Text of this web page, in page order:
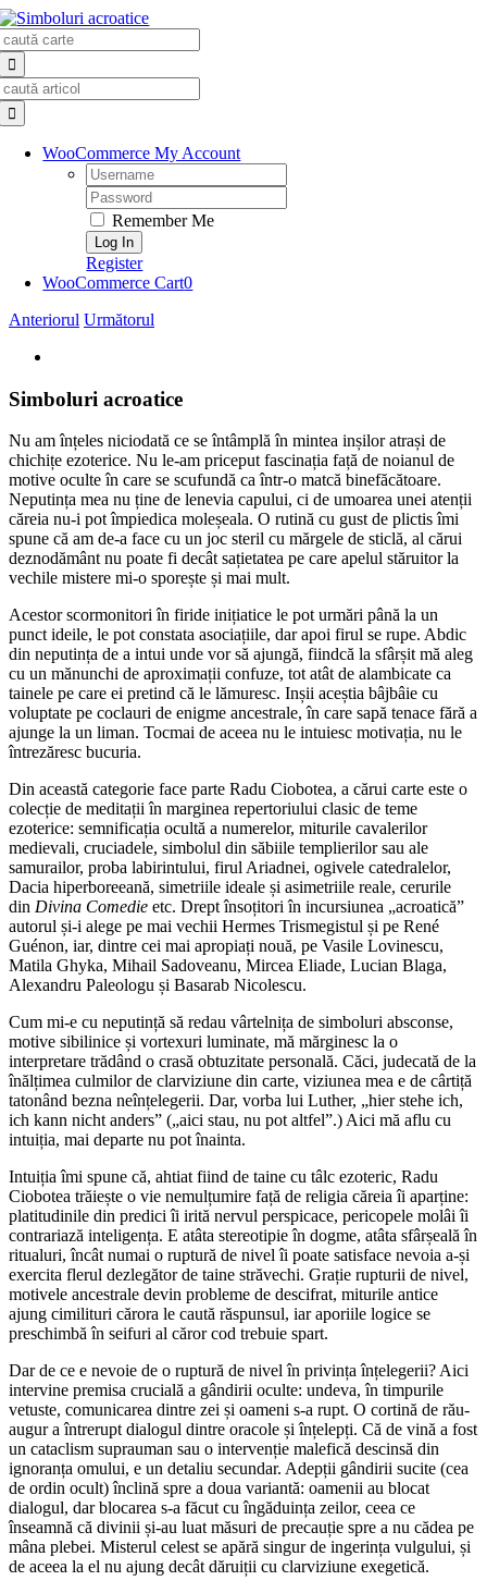
Skip
to
content
WooCommerce My Account
Username:
Password:
Remember Me
Register
WooCommerce Cart0
Anteriorul Următorul
Image
Simboluri acroatice
Nu am înțeles niciodată ce se întâmplă în mintea inșilor atrași de
chichițe ezoterice. Nu le-am priceput fascinația față de noianul de
motive oculte în care se scufundă ca într-o matcă binefăcătoare.
Neputința mea nu ține de lenevia capului, ci de umoarea unei atenții
căreia nu-i pot împiedica moleșeala. O rutină cu gust de plictis îmi
spune că am de-a face cu un joc steril cu mărgele de sticlă, al cărui
deznodământ nu poate fi decât sațietatea pe care apelul stăruitor la
vechile mistere mi-o sporește și mai mult.
Acestor scormonitori în firide inițiatice le pot urmări până la un
punct ideile, le pot constata asociațiile, dar apoi firul se rupe. Abdic
din neputința de a intui unde vor să ajungă, fiindcă la sfârșit mă aleg
cu un mănunchi de aproximații confuze, tot atât de alambicate ca
tainele pe care ei pretind că le lămuresc. Inșii aceștia bâjbâie cu
voluptate pe coclauri de enigme ancestrale, în care sapă tenace fără a
ajunge la un liman. Tocmai de aceea nu le intuiesc motivația, nu le
întrezăresc bucuria.
Din această categorie face parte Radu Ciobotea, a cărui carte este o
colecție de meditații în marginea repertoriului clasic de teme
ezoterice: semnificația ocultă a numerelor, miturile cavalerilor
medievali, cruciadele, simbolul din săbiile templierilor sau ale
samurailor, proba labirintului, firul Ariadnei, ogivele catedralelor,
Dacia hiperboreeană, simetriile ideale și asimetriile reale, cerurile
din Divina Comedie etc. Drept însoțitori în incursiunea „acroatică”
autorul și-i alege pe mai vechii Hermes Trismegistul și pe René
Guénon, iar, dintre cei mai apropiați nouă, pe Vasile Lovinescu,
Matila Ghyka, Mihail Sadoveanu, Mircea Eliade, Lucian Blaga,
Alexandru Paleologu și Basarab Nicolescu.
Cum mi-e cu neputință să redau vârtelnița de simboluri absconse,
motive sibilinice și vortexuri luminate, mă mărginesc la o
interpretare trădând o crasă obtuzitate personală. Căci, judecată de la
înălțimea culmilor de clarviziune din carte, viziunea mea e de cârtiță
tatonând bezna neînțelegerii. Dar, vorba lui Luther, „hier stehe ich,
ich kann nicht anders” („aici stau, nu pot altfel”.) Aici mă aflu cu
intuiția, mai departe nu pot înainta.
Intuiția îmi spune că, ahtiat fiind de taine cu tâlc ezoteric, Radu
Ciobotea trăiește o vie nemulțumire față de religia căreia îi aparține:
platitudinile din predici îi irită nervul perspicace, pericopele molâi îi
contrariază inteligența. E atâta stereotipie în dogme, atâta sfârșeală în
ritualuri, încât numai o ruptură de nivel îi poate satisface nevoia a-și
exercita flerul dezlegător de taine străvechi. Grație rupturii de nivel,
motivele ancestrale devin probleme de descifrat, miturile antice
ajung cimilituri cărora le caută răspunsul, iar aporiile logice se
preschimbă în seifuri al căror cod trebuie spart.
Dar de ce e nevoie de o ruptură de nivel în privința înțelegerii? Aici
intervine premisa crucială a gândirii oculte: undeva, în timpurile
vetuste, comunicarea dintre zei și oameni s-a rupt. O cortină de rău-
augur a întrerupt dialogul dintre oracole și înțelepți. Că de vină a fost
un cataclism suprauman sau o intervenție malefică descinsă din
ignoranța omului, e un detaliu secundar. Adepții gândirii sucite (cea
de ordin ocult) înclină spre a doua variantă: oamenii au blocat
dialogul, dar blocarea s-a făcut cu îngăduința zeilor, ceea ce
înseamnă că divinii și-au luat măsuri de precauție spre a nu cădea pe
mâna plebei. Misterul celest se apără singur de ingerința vulgului, și
de aceea la el nu ajung decât dăruiții cu clarviziune exegetică.